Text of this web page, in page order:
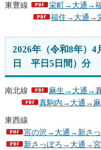
東豊線
栄町→大通→福
福住→大通→栄
2026年（令和8年）4
日 平日5日間）分
南北線
麻生→大通→真
真駒内→大通→麻
東西線
宮の沢→大通→新さっ
新さっぽろ→大通→宮